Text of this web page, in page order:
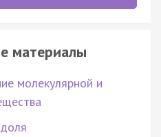
материалы
молекулярной и